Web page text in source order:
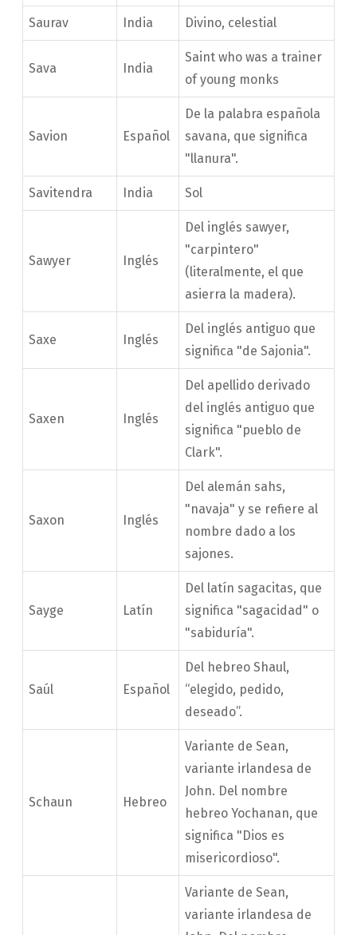
Saurav India Divino, celestial
Sava India
Saint who was a trainer
of young monks
Savion Español
De la palabra española
savana, que significa
"llanura".
Savitendra India Sol
Sawyer Inglés
Del inglés sawyer,
"carpintero"
(literalmente, el que
asierra la madera).
Saxe Inglés
Del inglés antiguo que
significa "de Sajonia".
Saxen Inglés
Del apellido derivado
del inglés antiguo que
significa "pueblo de
Clark".
Saxon Inglés
Del alemán sahs,
"navaja" y se refiere al
nombre dado a los
sajones.
Sayge Latín
Del latín sagacitas, que
significa "sagacidad" o
"sabiduría".
Saúl Español
Del hebreo Shaul,
“elegido, pedido,
deseado”.
Schaun Hebreo
Variante de Sean,
variante irlandesa de
John. Del nombre
hebreo Yochanan, que
significa "Dios es
misericordioso".
Variante de Sean,
variante irlandesa de